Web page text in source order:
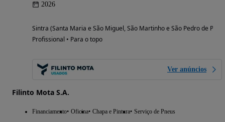
2026
Sintra (Santa Maria e São Miguel, São Martinho e São Pedro de
Profissional • Para o topo
Ver anúncios
Filinto Mota S.A.
Financiamento Oficina Chapa e Pintura Serviço de Pneus